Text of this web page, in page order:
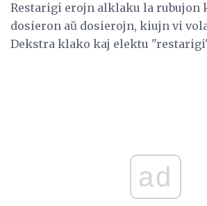
Restarigi erojn alklaku la rubujon
dosieron aŭ dosierojn, kiujn vi
Dekstra klako kaj elektu
ad